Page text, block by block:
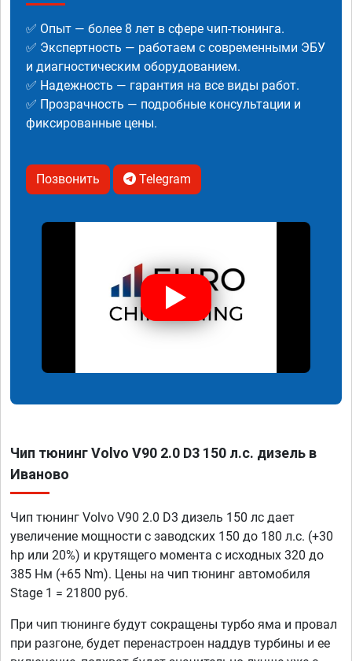
✅ Опыт — более 8 лет в сфере чип-тюнинга.
✅ Экспертность — работаем с современными ЭБУ
и диагностическим оборудованием.
✅ Надежность — гарантия на все виды работ.
✅ Прозрачность — подробные консультации и
фиксированные цены.
Позвонить Telegram
Чип тюнинг Volvo V90 2.0 D3 150 л.с. дизель в
Иваново
Чип тюнинг Volvo V90 2.0 D3 дизель 150 лс дает
увеличение мощности с заводских 150 до 180 л.с. (+30
hp или 20%) и крутящего момента с исходных 320 до
385 Нм (+65 Nm). Цены на чип тюнинг автомобиля
Stage 1 = 21800 руб.
При чип тюнинге будут сокращены турбо яма и провал
при разгоне, будет перенастроен наддув турбины и ее